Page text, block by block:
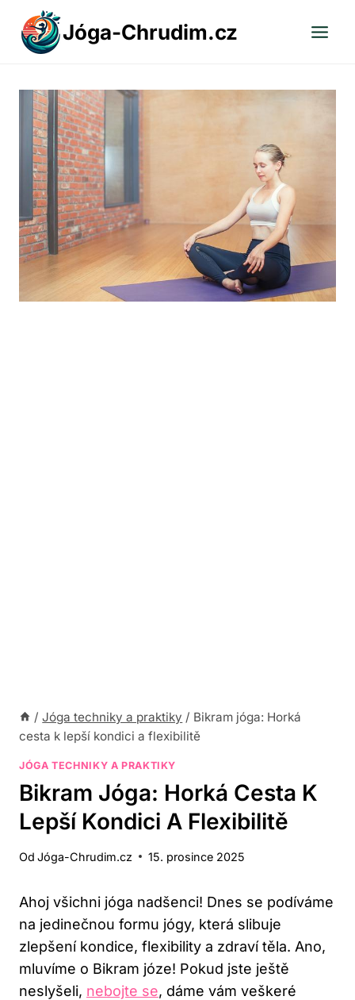
Přeskočit
obsah
Jóga-Chrudim.cz
/ Jóga techniky a praktiky / Bikram jóga: Horká
cesta k lepší kondici a flexibilitě
JÓGA TECHNIKY A PRAKTIKY
Bikram Jóga: Horká Cesta K
Lepší Kondici A Flexibilitě
Od Jóga-Chrudim.cz 15. prosince 2025
Ahoj všichni jóga nadšenci! Dnes se podíváme
na jedinečnou formu jógy, která slibuje
zlepšení kondice, flexibility a zdraví těla. Ano,
mluvíme o Bikram józe! Pokud jste ještě
neslyšeli, nebojte se, dáme vám veškeré